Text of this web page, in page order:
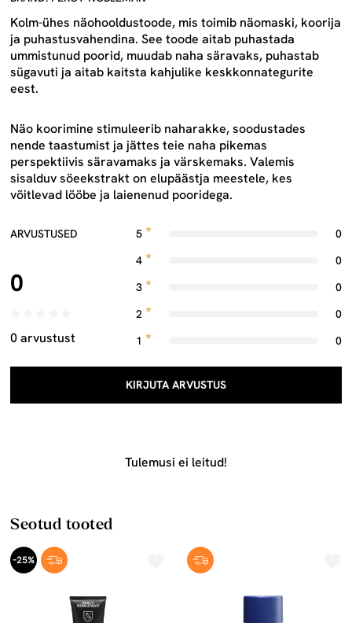
Kolm-ühes näohooldustoode, mis toimib näomaski, koorija
ja puhastusvahendina. See toode aitab puhastada
ummistunud poorid, muudab naha säravaks, puhastab
sügavuti ja aitab kaitsta kahjulike keskkonnategurite
eest.
Näo koorimine stimuleerib naharakke, soodustades
nende taastumist ja jättes teie naha pikemas
perspektiivis säravamaks ja värskemaks. Valemis
sisalduv söeekstrakt on elupäästja meestele, kes
võitlevad lööbe ja laienenud pooridega.
ARVUSTUSED
0
0 arvustust
5
0
4
0
3
0
2
0
1
0
KIRJUTA ARVUSTUS
Tulemusi ei leitud!
Seotud tooted
-25%